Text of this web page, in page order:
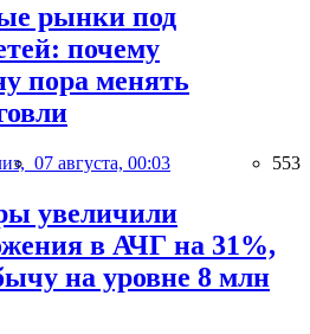
рынки под
почему
пора менять
07 августа, 00:03 553
увеличили
в АЧГ на 31%,
на уровне 8 млн